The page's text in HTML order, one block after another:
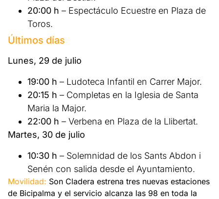
20:00 h – Espectáculo Ecuestre en Plaza de
Toros.
Últimos días
Lunes, 29 de julio
19:00 h – Ludoteca Infantil en Carrer Major.
20:15 h – Completas en la Iglesia de Santa
Maria la Major.
22:00 h – Verbena en Plaza de la Llibertat.
Martes, 30 de julio
10:30 h – Solemnidad de los Sants Abdon i
Senén con salida desde el Ayuntamiento.
Movilidad: Son Cladera estrena tres nuevas estaciones
de Bicipalma y el servicio alcanza las 98 en toda la